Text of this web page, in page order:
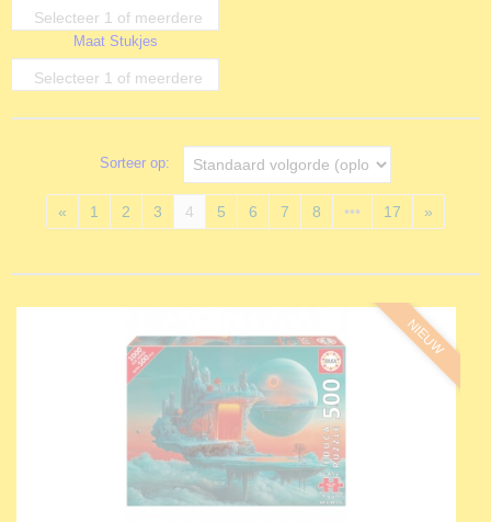
Selecteer 1 of meerdere
opties
Maat Stukjes
Selecteer 1 of meerdere
Sorteer op:
« 1 2 3 4 5 6 7 8 ••• 17 »
NIEUW